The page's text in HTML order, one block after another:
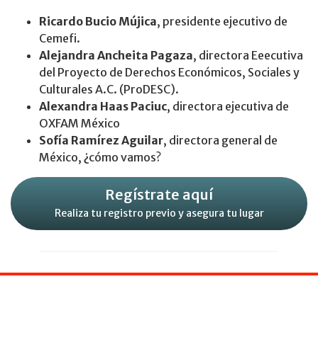
Ricardo Bucio Mújica, presidente ejecutivo de
Cemefi.
Alejandra Ancheita Pagaza, directora Eeecutiva
del Proyecto de Derechos Económicos, Sociales y
Culturales A.C. (ProDESC).
Alexandra Haas Paciuc, directora ejecutiva de
OXFAM México
Sofía Ramírez Aguilar, directora general de
México, ¿cómo vamos?
Regístrate aquí
Realiza tu registro previo y asegura tu lugar